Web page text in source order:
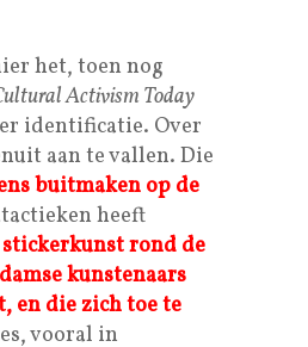
het, toen nog
Activism Today
identificatie. Over
aan te vallen. Die
buitmaken op de
heeft
rond de
kunstenaars
en die zich toe te
vooral in